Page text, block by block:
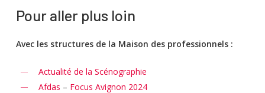
Pour aller plus loin
Avec les structures de la Maison des professionnels :
Actualité de la Scénographie
Afdas – Focus Avignon 2024